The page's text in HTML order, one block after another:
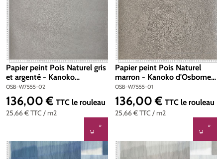
Papier peint Pois Naturel gris
et argenté - Kanoko
d'Osborne & Little | Réf.
OSB-W7555-02
OSB-W7555-02
25,66 €TTC / m2
Prix régulier :
136,00 € TTC le rouleau
Papier peint Pois Naturel
marron - Kanoko d'Osborne
& Little | Réf. OSB-W7555-01
OSB-W7555-01
25,66 €TTC / m2
Prix régulier :
136,00 € TTC le rouleau